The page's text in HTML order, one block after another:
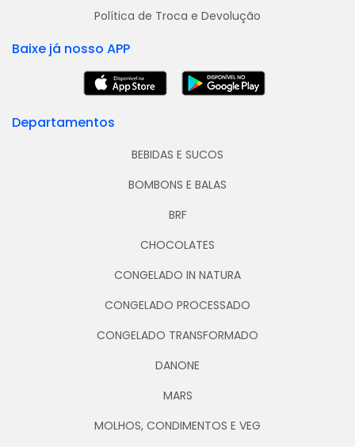
Política de Troca e Devolução
Baixe já nosso APP
Departamentos
BEBIDAS E SUCOS
BOMBONS E BALAS
BRF
CHOCOLATES
CONGELADO IN NATURA
CONGELADO PROCESSADO
CONGELADO TRANSFORMADO
DANONE
MARS
MOLHOS, CONDIMENTOS E VEG